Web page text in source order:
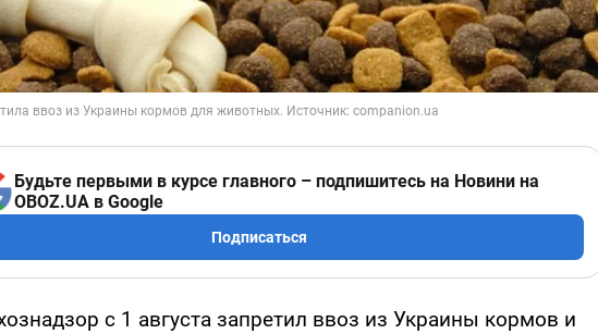
Будьте первыми в курсе главного – подпишитесь на Новини на
OBOZ.UA в Google
Подписаться
с 1 августа запретил ввоз из Украины кормов и